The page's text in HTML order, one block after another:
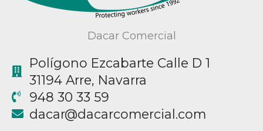
Dacar Comercial
Polígono Ezcabarte Calle D 1
31194 Arre, Navarra
948 30 33 59
moc.laicremocracad
@racad